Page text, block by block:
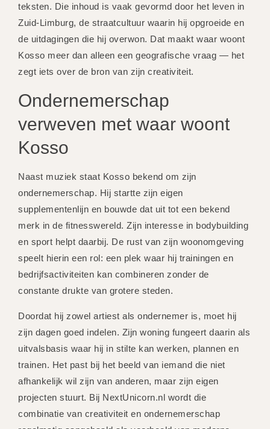
teksten. Die inhoud is vaak gevormd door het leven in
Zuid-Limburg, de straatcultuur waarin hij opgroeide en
de uitdagingen die hij overwon. Dat maakt waar woont
Kosso meer dan alleen een geografische vraag — het
zegt iets over de bron van zijn creativiteit.
Ondernemerschap
verweven met waar woont
Kosso
Naast muziek staat Kosso bekend om zijn
ondernemerschap. Hij startte zijn eigen
supplementenlijn en bouwde dat uit tot een bekend
merk in de fitnesswereld. Zijn interesse in bodybuilding
en sport helpt daarbij. De rust van zijn woonomgeving
speelt hierin een rol: een plek waar hij trainingen en
bedrijfsactiviteiten kan combineren zonder de
constante drukte van grotere steden.
Doordat hij zowel artiest als ondernemer is, moet hij
zijn dagen goed indelen. Zijn woning fungeert daarin als
uitvalsbasis waar hij in stilte kan werken, plannen en
trainen. Het past bij het beeld van iemand die niet
afhankelijk wil zijn van anderen, maar zijn eigen
projecten stuurt. Bij NextUnicorn.nl wordt die
combinatie van creativiteit en ondernemerschap